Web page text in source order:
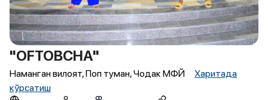
"OFTOBCHA"
Наманган вилоят, Поп туман, Чодак МФЙ
Харитада
кўрсатиш